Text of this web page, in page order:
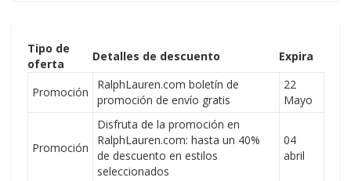
Tipo de
oferta
Detalles de descuento Expira
Promoción
RalphLauren.com boletín de
promoción de envío gratis
22
Mayo
Promoción
Disfruta de la promoción en
RalphLauren.com: hasta un 40%
de descuento en estilos
seleccionados
04
abril